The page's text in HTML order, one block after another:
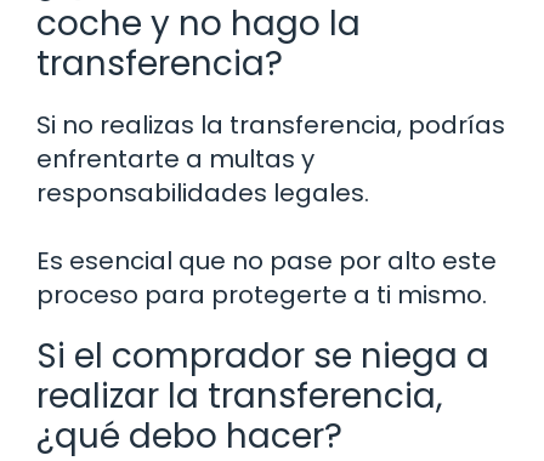
coche y no hago la
transferencia?
Si no realizas la transferencia, podrías
enfrentarte a multas y
responsabilidades legales.
Es esencial que no pase por alto este
proceso para protegerte a ti mismo.
Si el comprador se niega a
realizar la transferencia,
¿qué debo hacer?